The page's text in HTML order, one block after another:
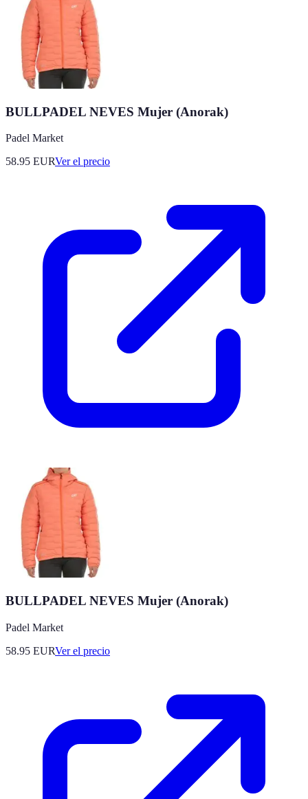
BULLPADEL NEVES Mujer (Anorak)
Padel Market
58.95 EURVer el precio
BULLPADEL NEVES Mujer (Anorak)
Padel Market
58.95 EURVer el precio